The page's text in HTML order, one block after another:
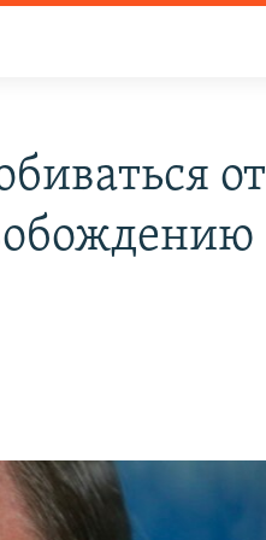
от